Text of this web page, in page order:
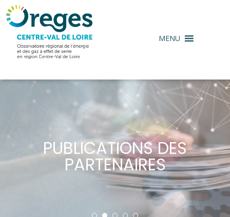
MENU
PUBLICATIONS DES
PARTENAIRES